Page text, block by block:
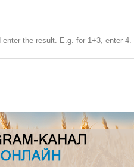
the result. E.g. for 1+3, enter 4.